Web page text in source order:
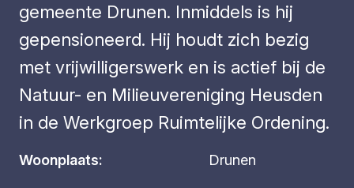
gemeente Drunen. Inmiddels is hij
gepensioneerd. Hij houdt zich bezig
met vrijwilligerswerk en is actief bij de
Natuur- en Milieuvereniging Heusden
in de Werkgroep Ruimtelijke Ordening.
Woonplaats: Drunen